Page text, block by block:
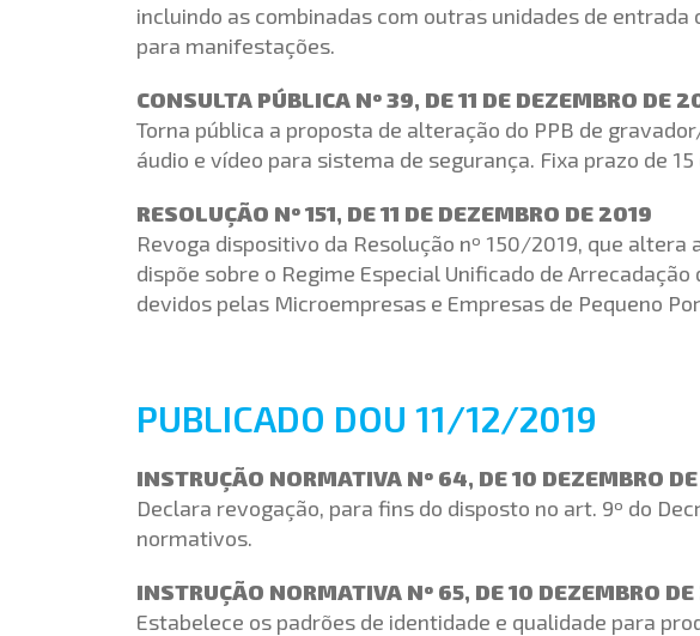
incluindo as combinadas com outras unidades de entrada
para manifestações.
CONSULTA PÚBLICA Nº 39, DE 11 DE DEZEMBRO DE
Torna pública a proposta de alteração do PPB de
áudio e vídeo para sistema de segurança. Fixa prazo de
RESOLUÇÃO Nº 151, DE 11 DE DEZEMBRO DE 2019
Revoga dispositivo da Resolução nº 150/2019, que altera
dispõe sobre o Regime Especial Unificado de
devidos pelas Microempresas e Empresas de Pequeno
PUBLICADO DOU 11/12/2019
INSTRUÇÃO NORMATIVA Nº 64, DE 10 DEZEMBRO
Declara revogação, para fins do disposto no art. 9º do
normativos.
INSTRUÇÃO NORMATIVA Nº 65, DE 10 DEZEMBRO
Estabelece os padrões de identidade e qualidade para